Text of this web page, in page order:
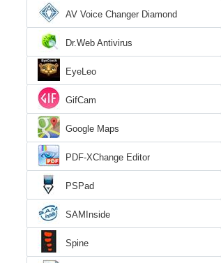
AV Voice Changer Diamond
Dr.Web Antivirus
EyeLeo
GifCam
Google Maps
PDF-XChange Editor
PSPad
SAMInside
Spine